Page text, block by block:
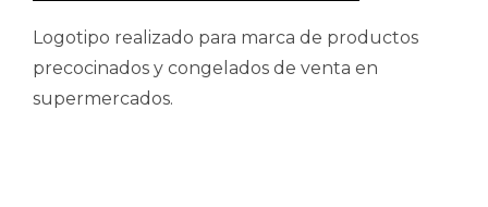
Logotipo realizado para marca de productos
precocinados y congelados de venta en
supermercados.